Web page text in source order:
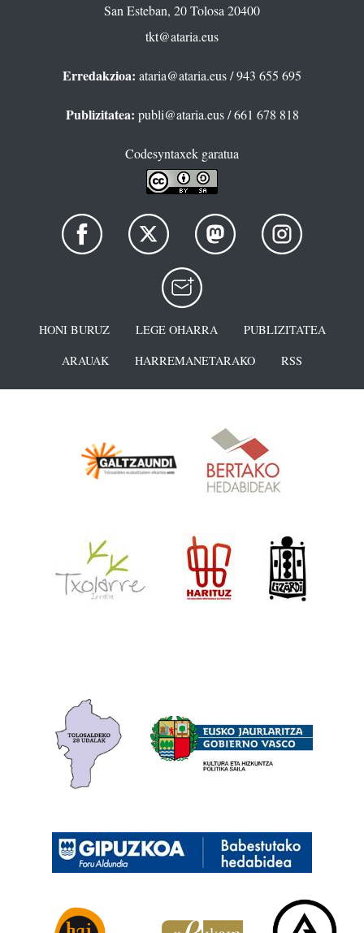
San Esteban, 20 Tolosa 20400
tkt@ataria.eus
Erredakzioa: ataria@ataria.eus/ 943 655 695
Publizitatea: publi@ataria.eus/ 661 678 818
Codesyntaxek garatua
HONI BURUZ LEGE OHARRA
PUBLIZITATEA
ARAUAK
HARREMANETARAKO RSS